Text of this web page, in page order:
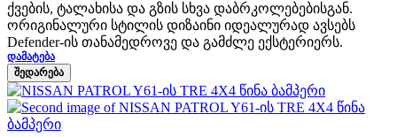
ქვების, ტალახისა და გზის სხვა დაბრკოლებებისგან.
ორიგინალური სტილის დიზაინი იდეალურად ავსებს
Defender-ის თანამედროვე და გამძლე ექსტერიერს.
ᲓᲐᲛᲐᲢᲔᲑᲐ
ᲨᲔᲓᲐᲠᲔᲑᲐ